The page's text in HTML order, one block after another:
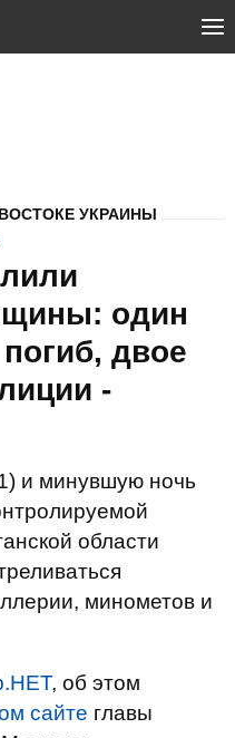
УКРАИНЫ
один
двое
-
и минувшую ночь
области
минометов и
, об этом
сайте главы